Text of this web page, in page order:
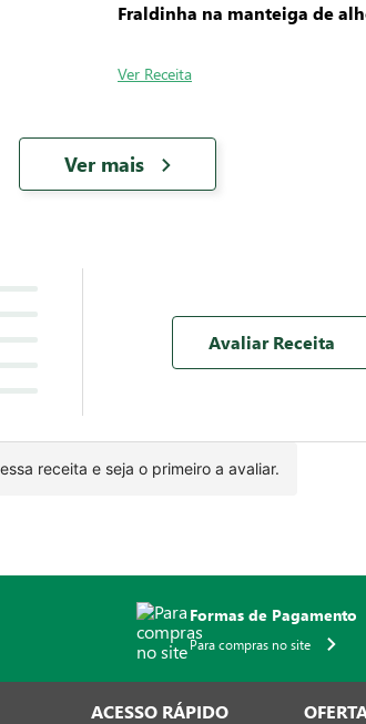
Fraldinha na manteiga de
Ver Receita
Ver mais
Avaliar Receita
receita e seja o primeiro a avaliar.
Formas de Pagamento
Para compras no site
ACESSO RÁPIDO